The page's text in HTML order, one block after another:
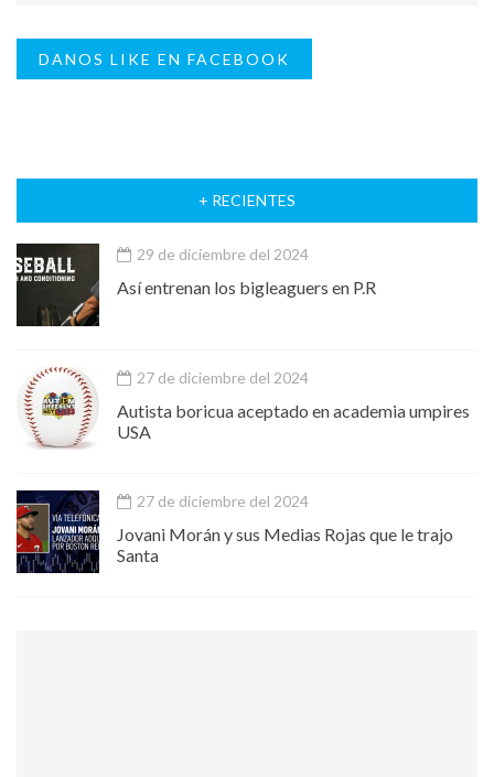
DANOS LIKE EN FACEBOOK
+ RECIENTES
29 de diciembre del 2024
Así entrenan los bigleaguers en P.R
27 de diciembre del 2024
Autista boricua aceptado en academia umpires
USA
27 de diciembre del 2024
Jovani Morán y sus Medias Rojas que le trajo
Santa